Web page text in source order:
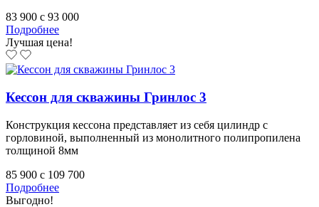
83 900 c 93 000
Подробнее
Лучшая цена!
Кессон для скважины Гринлос 3
Конструкция кессона представляет из себя цилиндр с
горловиной, выполненный из монолитного полипропилена
толщиной 8мм
85 900 c 109 700
Подробнее
Выгодно!